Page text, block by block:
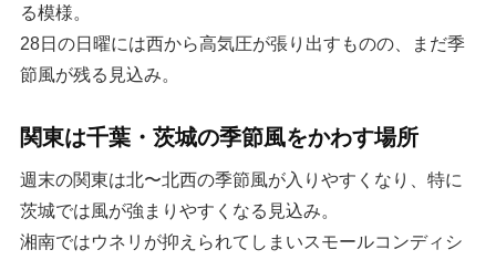
る模様。
28日の日曜には西から高気圧が張り出すものの、まだ季
節風が残る見込み。
関東は千葉・茨城の季節風をかわす場所
週末の関東は北〜北西の季節風が入りやすくなり、特に
茨城では風が強まりやすくなる見込み。
湘南ではウネリが抑えられてしまいスモールコンディシ